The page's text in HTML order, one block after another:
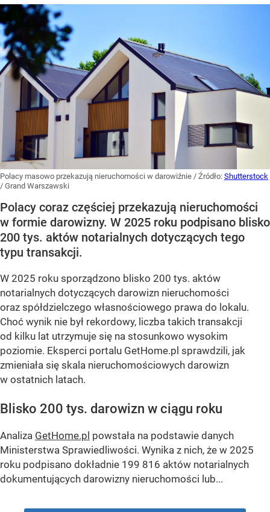
Polacy masowo przekazują nieruchomości w darowiźnie / Źródło: Shutterstock
/ Grand Warszawski
Polacy coraz częściej przekazują nieruchomości
w formie darowizny. W 2025 roku podpisano blisko
200 tys. aktów notarialnych dotyczących tego
typu transakcji.
W 2025 roku sporządzono blisko 200 tys. aktów
notarialnych dotyczących darowizn nieruchomości
oraz spółdzielczego własnościowego prawa do lokalu.
Choć wynik nie był rekordowy, liczba takich transakcji
od kilku lat utrzymuje się na stosunkowo wysokim
poziomie. Eksperci portalu GetHome.pl sprawdzili, jak
zmieniała się skala nieruchomościowych darowizn
w ostatnich latach.
Blisko 200 tys. darowizn w ciągu roku
Analiza GetHome.pl powstała na podstawie danych
Ministerstwa Sprawiedliwości. Wynika z nich, że w 2025
roku podpisano dokładnie 199 816 aktów notarialnych
dokumentujących darowizny nieruchomości lub...